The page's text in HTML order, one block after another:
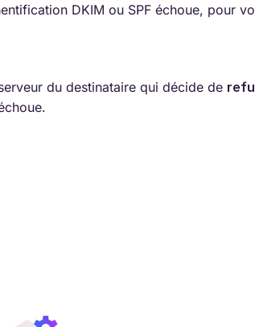
DKIM ou SPF échoue, pour
du destinataire qui décide de